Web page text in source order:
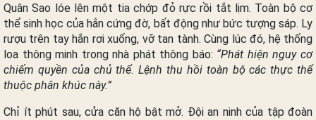
Quân Sao lóe lên một tia chớp đỏ rực rồi tắt lịm. Toàn bộ cơ
thể sinh học của hắn cứng đờ, bất động như bức tượng sáp. Ly
rượu trên tay hắn rơi xuống, vỡ tan tành. Cùng lúc đó, hệ thống
loa thông minh trong nhà phát thông báo: “Phát hiện nguy cơ
chiếm quyền của chủ thể. Lệnh thu hồi toàn bộ các thực thể
thuộc phân khúc này.”
Chỉ ít phút sau, cửa căn hộ bật mở. Đội an ninh của tập đoàn